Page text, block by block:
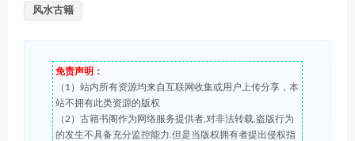
风水古籍
免责声明：
（1）站内所有资源均来自互联网收集或用户上传分享，本
站不拥有此类资源的版权
（2）古籍书阁作为网络服务提供者,对非法转载,盗版行为
的发生不具备充分监控能力.但是当版权拥有者提出侵权指